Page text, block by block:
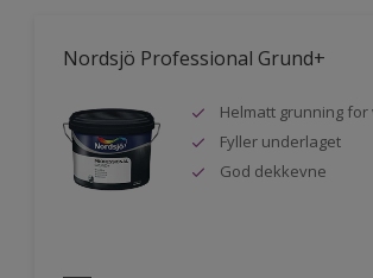
Nordsjö Professional Grund+
Helmatt grunning for
Fyller underlaget
God dekkevne